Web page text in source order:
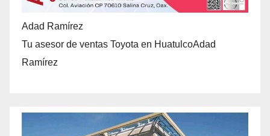
Adad Ramírez
Tu asesor de ventas Toyota en HuatulcoAdad
Ramírez